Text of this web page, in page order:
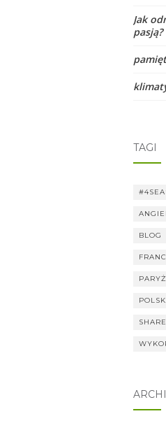
Jak
pasją?
TAGI
BLOG
PARYŻ